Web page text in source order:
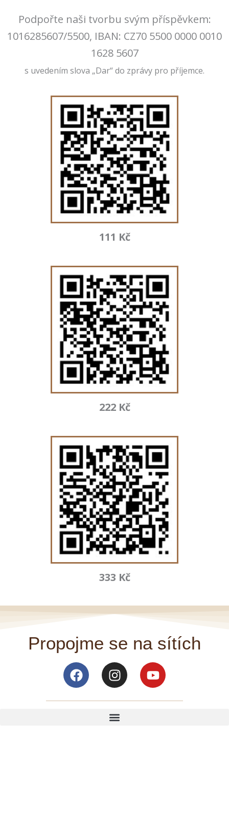
Podpořte naši tvorbu svým příspěvkem:
1016285607/5500, IBAN: CZ70 5500 0000 0010
1628 5607
s uvedením slova „Dar“ do zprávy pro příjemce.
111 Kč
222 Kč
333 Kč
Propojme se na sítích
FacebookInstagramYoutube